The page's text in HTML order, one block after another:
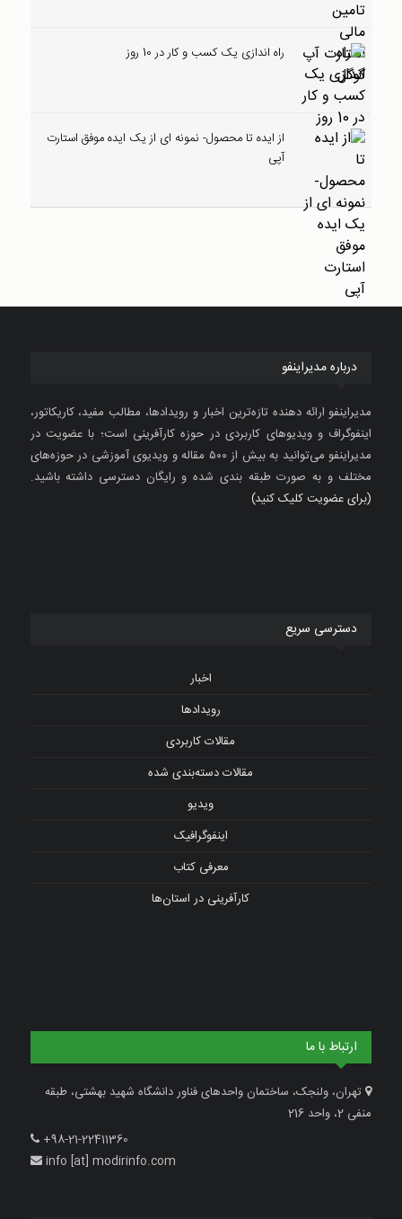
راه اندازی یک کسب و کار در 10 روز
از ایده تا محصول- نمونه ای از یک ایده موفق استارت
آپی
درباره مدیراینفو
مدیراینفو ارائه دهنده تازه‌ترین اخبار و رویدادها، مطالب مفید، کاریکاتور،
اینفوگراف و ویدیوهای کاربردی در حوزه کارآفرینی است؛ با عضویت در
مدیراینفو می‌توانید به بیش از ۵۰۰ مقاله و ویدیوی آموزشی در حوزه‌های
مختلف و به صورت طبقه بندی شده و رایگان دسترسی داشته باشید.
(برای عضویت کلیک کنید)
دسترسی سریع
اخبار
رویدادها
مقالات کاربردی
مقالات دسته‌بندی شده
ویدیو
اینفوگرافیک
معرفی کتاب
کارآفرینی در استان‌ها
ارتباط با ما
تهران، ولنجک، ساختمان واحدهای فناور دانشگاه شهید بهشتی، طبقه
منفی 2، واحد 216
+98-21-22411360
info [at] modirinfo.com